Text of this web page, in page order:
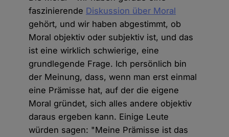
faszinierende Diskussion über Moral
gehört, und wir haben abgestimmt, ob
Moral objektiv oder subjektiv ist, und das
ist eine wirklich schwierige, eine
grundlegende Frage. Ich persönlich bin
der Meinung, dass, wenn man erst einmal
eine Prämisse hat, auf der die eigene
Moral gründet, sich alles andere objektiv
daraus ergeben kann. Einige Leute
würden sagen: "Meine Prämisse ist das